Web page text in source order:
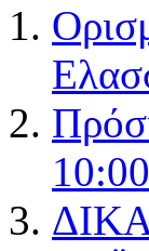
10:00